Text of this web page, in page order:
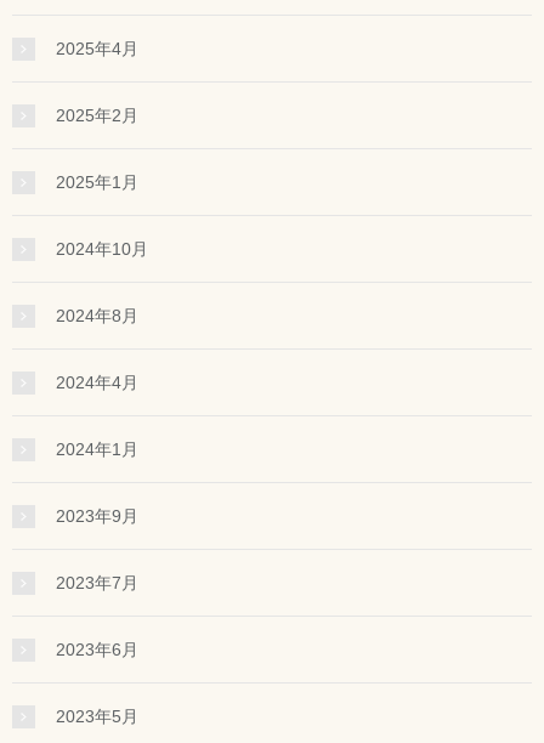
2025年4月
2025年2月
2025年1月
2024年10月
2024年8月
2024年4月
2024年1月
2023年9月
2023年7月
2023年6月
2023年5月